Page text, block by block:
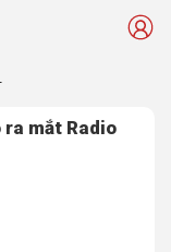
ra mắt Radio